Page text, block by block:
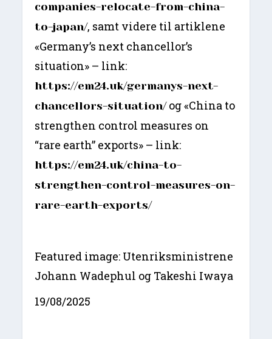
companies-relocate-from-china-
to-japan/, samt videre til artiklene
«Germany’s next chancellor’s
situation» – link:
https://em24.uk/germanys-next-
chancellors-situation/og «China to
strengthen control measures on
“rare earth” exports» – link:
https://em24.uk/china-to-
strengthen-control-measures-on-
rare-earth-exports/
Featured image: Utenriksministrene
Johann Wadephul og Takeshi Iwaya
19/08/2025